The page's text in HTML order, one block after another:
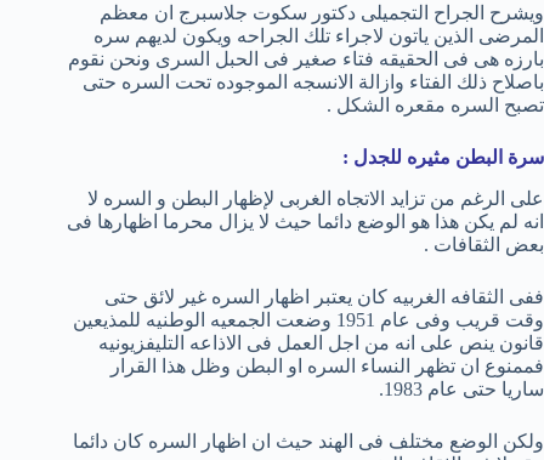
ويشرح الجراح التجميلى دكتور سكوت جلاسبرج ان معظم
المرضى الذين ياتون لاجراء تلك الجراحه ويكون لديهم سره
بارزه هى فى الحقيقه فتاء صغير فى الحبل السرى ونحن نقوم
باصلاح ذلك الفتاء وازالة الانسجه الموجوده تحت السره حتى
تصبح السره مقعره الشكل .
سرة البطن مثيره للجدل :
على الرغم من تزايد الاتجاه الغربى لإظهار البطن و السره لا
انه لم يكن هذا هو الوضع دائما حيث لا يزال محرما اظهارها فى
بعض الثقافات .
ففى الثقافه الغربيه كان يعتبر اظهار السره غير لائق حتى
وقت قريب وفى عام 1951 وضعت الجمعيه الوطنيه للمذيعين
قانون ينص على انه من اجل العمل فى الاذاعه التليفزيونيه
فممنوع ان تظهر النساء السره او البطن وظل هذا القرار
ساريا حتى عام 1983.
ولكن الوضع مختلف فى الهند حيث ان اظهار السره كان دائما